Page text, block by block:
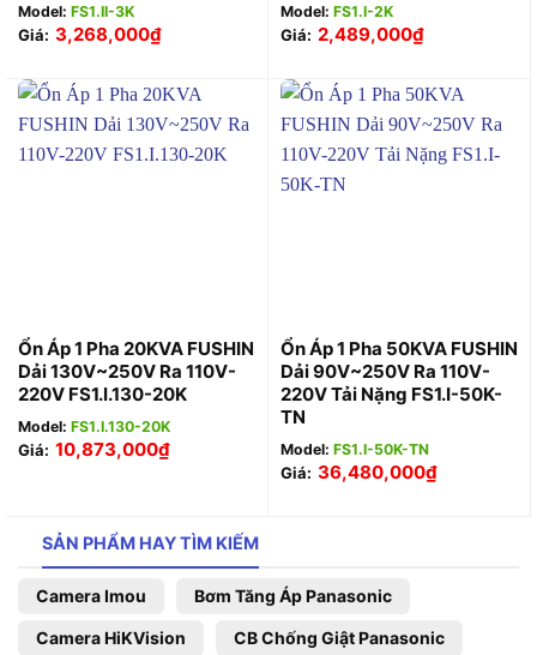
Model: FS1.II-3K
Giá: 3,268,000₫
Model: FS1.I-2K
Giá: 2,489,000₫
Ổn Áp 1 Pha 20KVA FUSHIN
Dải 130V~250V Ra 110V-
220V FS1.I.130-20K
Model: FS1.I.130-20K
Giá: 10,873,000₫
Ổn Áp 1 Pha 50KVA FUSHIN
Dải 90V~250V Ra 110V-
220V Tải Nặng FS1.I-50K-
TN
Model: FS1.I-50K-TN
Giá: 36,480,000₫
SẢN PHẨM HAY TÌM KIẾM
Camera Imou Bơm Tăng Áp Panasonic
Camera HiKVision CB Chống Giật Panasonic